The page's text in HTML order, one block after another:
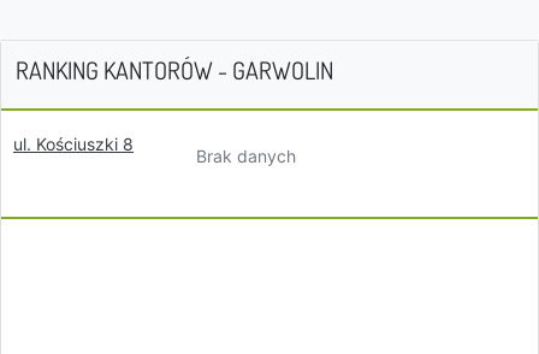
RANKING KANTORÓW - GARWOLIN
ul. Kościuszki 8
Brak danych